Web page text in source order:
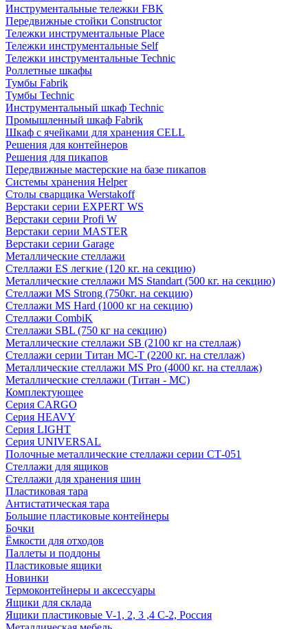
Инструментальные тележки FBK
Передвижные стойки Constructor
Тележки инструментальные Place
Тележки инструментальные Self
Тележки инструментальные Technic
Роллетные шкафы
Тумбы Fabrik
Тумбы Technic
Инструментальный шкаф Technic
Промышленный шкаф Fabrik
Шкаф с ячейками для хранения CELL
Решения для контейнеров
Решения для пикапов
Передвижные мастерские на базе пикапов
Системы хранения Helper
Столы сварщика Werstakoff
Верстаки серии EXPERT WS
Верстаки серии Profi W
Верстаки серии MASTER
Верстаки серии Garage
Металлические стеллажи
Стеллажи ES легкие (120 кг. на секцию)
Металлические стеллажи MS Standart (500 кг. на секцию)
Стеллажи MS Strong (750кг. на секцию)
Стеллажи MS Hard (1000 кг на секцию)
Стеллажи CombiK
Стеллажи SBL (750 кг на секцию)
Металлические стеллажи SB (2100 кг на стеллаж)
Стеллажи серии Титан МС-Т (2200 кг. на стеллаж)
Металлические стеллажи MS Pro (4000 кг. на стеллаж)
Металлические стеллажи (Титан - МС)
Комплектующее
Серия CARGO
Серия HEAVY
Серия LIGHT
Серия UNIVERSAL
Полочные металлические стеллажи серии СТ-051
Стеллажи для ящиков
Стеллажи для хранения шин
Пластиковая тара
Антистатическая тара
Большие пластиковые контейнеры
Бочки
Ёмкости для отходов
Паллеты и поддоны
Пластиковые ящики
Новинки
Термоконтейнеры и аксессуары
Ящики для склада
Ящики пластиковые V-1, 2, 3 ,4 С-2, Россия